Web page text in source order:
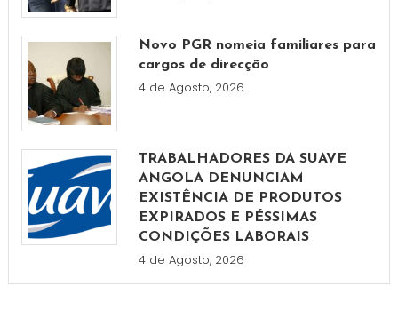
Novo PGR nomeia familiares para
cargos de direcção
4 de Agosto, 2026
TRABALHADORES DA SUAVE
ANGOLA DENUNCIAM
EXISTÊNCIA DE PRODUTOS
EXPIRADOS E PÉSSIMAS
CONDIÇÕES LABORAIS
4 de Agosto, 2026